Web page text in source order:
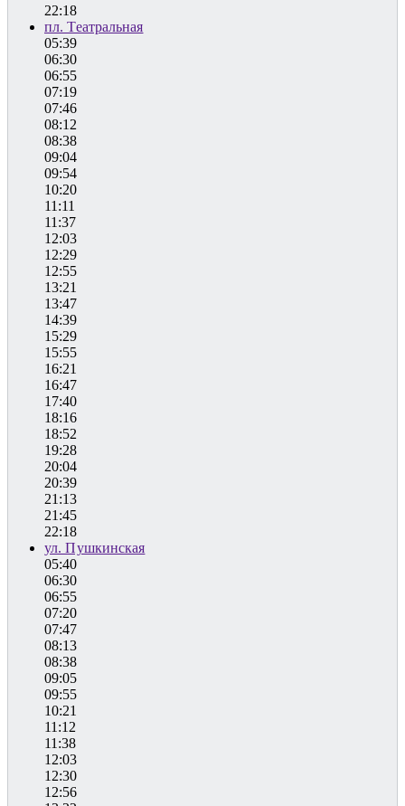
22:18
пл. Театральная
05:39
06:30
06:55
07:19
07:46
08:12
08:38
09:04
09:54
10:20
11:11
11:37
12:03
12:29
12:55
13:21
13:47
14:39
15:29
15:55
16:21
16:47
17:40
18:16
18:52
19:28
20:04
20:39
21:13
21:45
22:18
ул. Пушкинская
05:40
06:30
06:55
07:20
07:47
08:13
08:38
09:05
09:55
10:21
11:12
11:38
12:03
12:30
12:56